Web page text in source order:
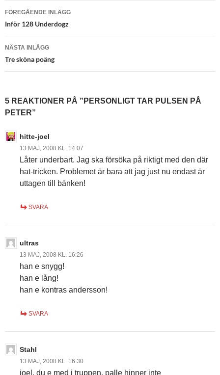
Inläggsnavigering
FÖREGÅENDE INLÄGG
Inför 128 Underdogz
NÄSTA INLÄGG
Tre sköna poäng
5 REAKTIONER PÅ ”PERSONLIGT TAR PULSEN PÅ
PETER”
hitte-joel
13 MAJ, 2008 KL. 14:07
Låter underbart. Jag ska försöka på riktigt med den där
hat-tricken. Problemet är bara att jag just nu endast är
uttagen till bänken!
SVARA
ultras
13 MAJ, 2008 KL. 16:26
han e snygg!
han e lång!
han e kontras andersson!
SVARA
Stahl
13 MAJ, 2008 KL. 16:30
joel, du e med i truppen, palle hinner inte